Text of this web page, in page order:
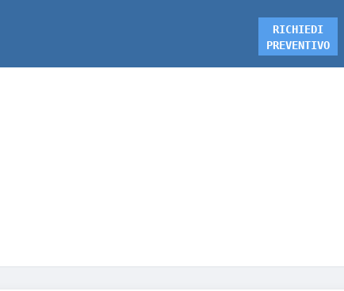
RICHIEDI
PREVENTIVO